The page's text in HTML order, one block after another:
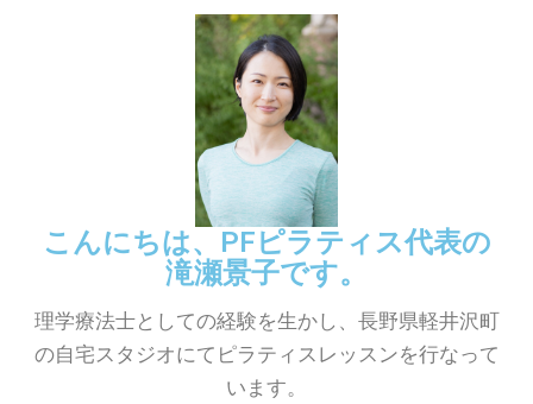
こんにちは、PFピラティス代表の
滝瀬景子です。
理学療法士としての経験を生かし、長野県軽井沢町
の自宅スタジオにてピラティスレッスンを行なって
います。